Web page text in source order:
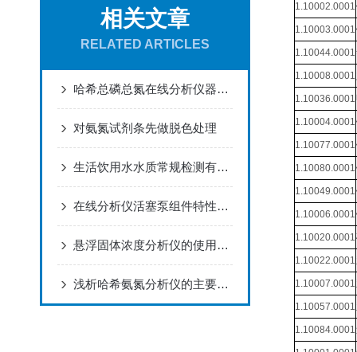
相关文章
RELATED ARTICLES
哈希总磷总氮在线分析仪器操作指南npw160维护试剂
对氨氮试剂条先做脱色处理
生活饮用水水质常规检测有哪些方面
在线分析仪活塞泵组件特性优点和测量功能
悬浮固体浓度分析仪的使用范围及仪器特点
浅析哈希氨氮分析仪的主要特点
1.10002.0001
1.10003.0001
1.10044.0001
1.10008.0001
1.10036.0001
1.10004.0001
1.10077.0001
1.10080.0001
1.10049.0001
1.10006.0001
1.10020.0001
1.10022.0001
1.10007.0001
1.10057.0001
1.10084.0001